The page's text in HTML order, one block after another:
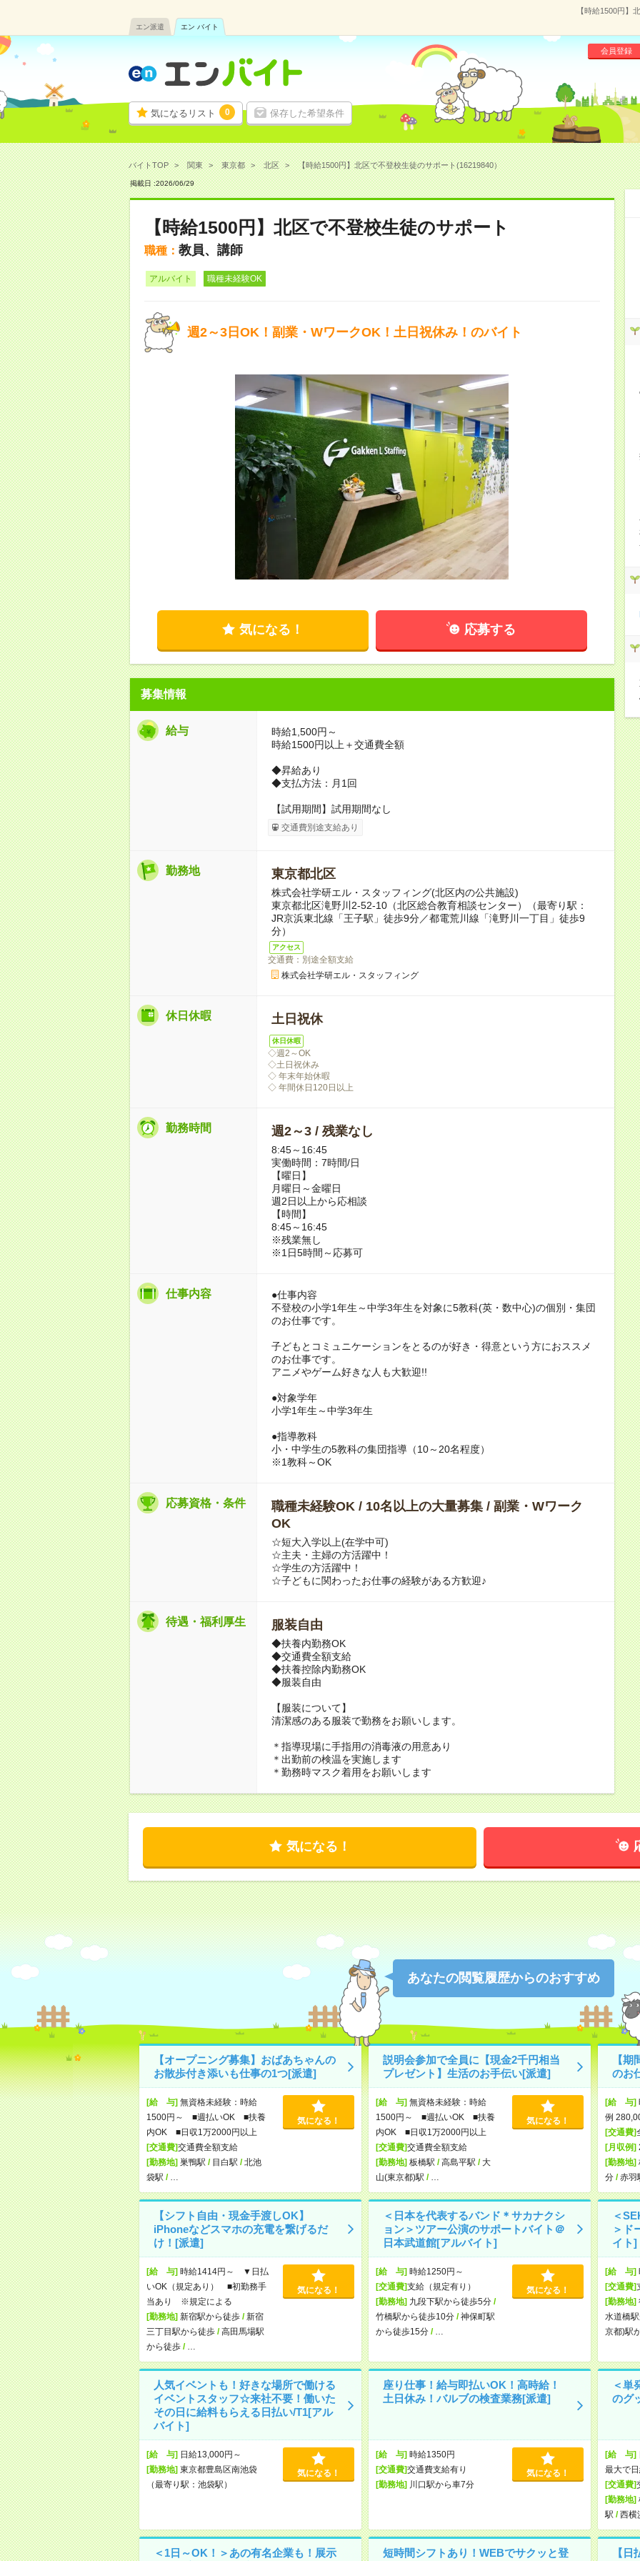
【時給1500円】
エン派遣 エン バイト
気になるリスト 0 保存した希望条件
会員登録
バイトTOP 関東 東京都 北区 【時給1500円】北区で不登校生徒のサポート(16219840）
掲載日 :2026/06/29
【時給1500円】北区で不登校生徒のサポート
職種： 教員、講師
アルバイト 職種未経験OK
週2～3日OK！副業・WワークOK！土日祝休み！のバイト
気になる！ 応募する
募集情報
給与
時給1,500円～
時給1500円以上＋交通費全額
◆昇給あり
◆支払方法：月1回
【試用期間】試用期間なし
交通費別途支給あり
勤務地 東京都北区
株式会社学研エル・スタッフィング(北区内の公共施設)
東京都北区滝野川2-52-10（北区総合教育相談センター）（最寄り駅：
JR京浜東北線「王子駅」徒歩9分／都電荒川線「滝野川一丁目」徒歩9
分）
アクセス
交通費：別途全額支給
株式会社学研エル・スタッフィング
休日休暇 土日祝休
休日休暇
◇週2～OK
◇土日祝休み
◇ 年末年始休暇
◇ 年間休日120日以上
勤務時間 週2～3 / 残業なし
8:45～16:45
実働時間：7時間/日
【曜日】
月曜日～金曜日
週2日以上から応相談
【時間】
8:45～16:45
※残業無し
※1日5時間～応募可
仕事内容
●仕事内容
不登校の小学1年生～中学3年生を対象に5教科(英・数中心)の個別・集団
のお仕事です。
子どもとコミュニケーションをとるのが好き・得意という方におススメ
のお仕事です。
アニメやゲーム好きな人も大歓迎!!
●対象学年
小学1年生～中学3年生
●指導教科
小・中学生の5教科の集団指導（10～20名程度）
※1教科～OK
応募資格・条件
職種未経験OK / 10名以上の大量募集 / 副業・Wワーク
OK
☆短大入学以上(在学中可)
☆主夫・主婦の方活躍中！
☆学生の方活躍中！
☆子どもに関わったお仕事の経験がある方歓迎♪
待遇・福利厚生 服装自由
◆扶養内勤務OK
◆交通費全額支給
◆扶養控除内勤務OK
◆服装自由
【服装について】
清潔感のある服装で勤務をお願いします。
＊指導現場に手指用の消毒液の用意あり
＊出勤前の検温を実施します
＊勤務時マスク着用をお願いします
気になる！
あなたの閲覧履歴からのおすすめ
【オープニング募集】おばあちゃんの
お散歩付き添いも仕事の1つ[派遣]
[給 与]無資格未経験：時給
1500円～ ■週払いOK ■扶養
内OK ■日収1万2000円以上
[交通費]交通費全額支給
[勤務地]巣鴨駅 / 目白駅 /北池
袋駅 /
気になる！
説明会参加で全員に【現金2千円相当
プレゼント】生活のお手伝い[派遣]
[給 与]無資格未経験：時給
1500円～ ■週払いOK ■扶養
内OK ■日収1万2000円以上
[交通費]交通費全額支給
[勤務地]板橋駅 /高島平駅 / 大
山(東京都)駅 /
気になる！
【
のお
[給 与]
例
[交通費]
[月収例]
[勤務地]
分/赤羽
【シフト自由・現金手渡しOK】
iPhoneなどスマホの充電を繋げるだ
け！[派遣]
[給 与]時給1414円～ ▼日払
いOK（規定あり） ■初勤務手
当あり ※規定による
[勤務地]新宿駅から徒歩/新宿
三丁目駅から徒歩/高田馬場駅
から徒歩/
気になる！
＜日本を代表するバンド＊サカナクシ
ョン＞ツアー公演のサポートバイト＠
日本武道館[アルバイト]
[給 与]時給1250円～
[交通費]支給（規定有り）
[勤務地]九段下駅から徒歩5分/
竹橋駅から徒歩10分/神保町駅
から徒歩15分/
気になる！
＜
＞ド
イト]
[給 与]
[交通費]
[勤務地]
水道橋
京都)駅
人気イベントも！好きな場所で働ける
イベントスタッフ☆来社不要！働いた
その日に給料もらえる日払い/T1[アル
バイト]
[給 与]日給13,000円～
[勤務地]東京都豊島区南池袋
（最寄り駅：池袋駅）
気になる！
座り仕事！給与即払いOK！高時給！
土日休み！バルブの検査業務[派遣]
[給 与]時給1350円
[交通費]交通費支給有り
[勤務地]川口駅から車7分
気になる！
＜単
のグ
[給 与]
最大で
[交通費]
[勤務地]
駅 /西横
＜1日～OK！＞あの有名企業も！展示
短時間シフトあり！WEBでサクッと登
【